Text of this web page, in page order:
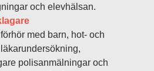
och elevhälsan.
med barn, hot- och
polisanmälningar och